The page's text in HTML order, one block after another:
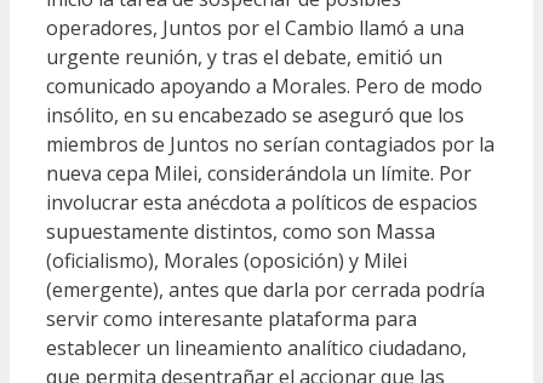
operadores, Juntos por el Cambio llamó a una
urgente reunión, y tras el debate, emitió un
comunicado apoyando a Morales. Pero de modo
insólito, en su encabezado se aseguró que los
miembros de Juntos no serían contagiados por la
nueva cepa Milei, considerándola un límite. Por
involucrar esta anécdota a políticos de espacios
supuestamente distintos, como son Massa
(oficialismo), Morales (oposición) y Milei
(emergente), antes que darla por cerrada podría
servir como interesante plataforma para
establecer un lineamiento analítico ciudadano,
que permita desentrañar el accionar que las